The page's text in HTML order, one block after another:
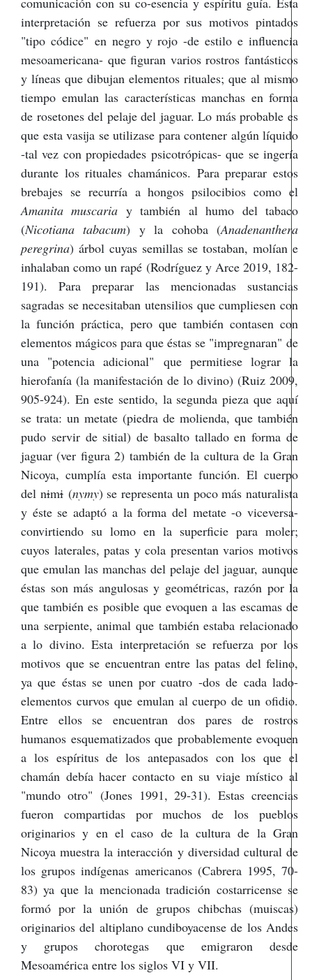
interpretación se refuerza por sus motivos pintados
"tipo códice" en negro y rojo -de estilo e influencia
mesoamericana- que figuran varios rostros fantásticos
y líneas que dibujan elementos rituales; que al mismo
tiempo emulan las características manchas en forma
de rosetones del pelaje del jaguar. Lo más probable es
que esta vasija se utilizase para contener algún líquido
-tal vez con propiedades psicotrópicas- que se ingería
durante los rituales chamánicos. Para preparar estos
brebajes se recurría a hongos psilocibios como el
Amanita muscaria y también al humo del tabaco
(Nicotiana tabacum) y la cohoba (Anadenanthera
peregrina) árbol cuyas semillas se tostaban, molían e
inhalaban como un rapé (Rodríguez y Arce 2019, 182-
191). Para preparar las mencionadas sustancias
sagradas se necesitaban utensilios que cumpliesen con
la función práctica, pero que también contasen con
elementos mágicos para que éstas se "impregnaran" de
una "potencia adicional" que permitiese lograr la
hierofanía (la manifestación de lo divino) (Ruiz 2009,
905-924). En este sentido, la segunda pieza que aquí
se trata: un metate (piedra de molienda, que también
pudo servir de sitial) de basalto tallado en forma de
jaguar (ver figura 2) también de la cultura de la Gran
Nicoya, cumplía esta importante función. El cuerpo
del nimi(nymy) se representa un poco más naturalista
y éste se adaptó a la forma del metate -o viceversa-
convirtiendo su lomo en la superficie para moler;
cuyos laterales, patas y cola presentan varios motivos
que emulan las manchas del pelaje del jaguar, aunque
éstas son más angulosas y geométricas, razón por la
que también es posible que evoquen a las escamas de
una serpiente, animal que también estaba relacionado
a lo divino. Esta interpretación se refuerza por los
motivos que se encuentran entre las patas del felino,
ya que éstas se unen por cuatro -dos de cada lado-
elementos curvos que emulan al cuerpo de un ofidio.
Entre ellos se encuentran dos pares de rostros
humanos esquematizados que probablemente evoquen
a los espíritus de los antepasados con los que el
chamán debía hacer contacto en su viaje místico al
"mundo otro" (Jones 1991, 29-31). Estas creencias
fueron compartidas por muchos de los pueblos
originarios y en el caso de la cultura de la Gran
Nicoya muestra la interacción y diversidad cultural de
los grupos indígenas americanos (Cabrera 1995, 70-
83) ya que la mencionada tradición costarricense se
formó por la unión de grupos chibchas (muiscas)
originarios del altiplano cundiboyacense de los Andes
y grupos chorotegas que emigraron desde
Mesoamérica entre los siglos VI y VII.